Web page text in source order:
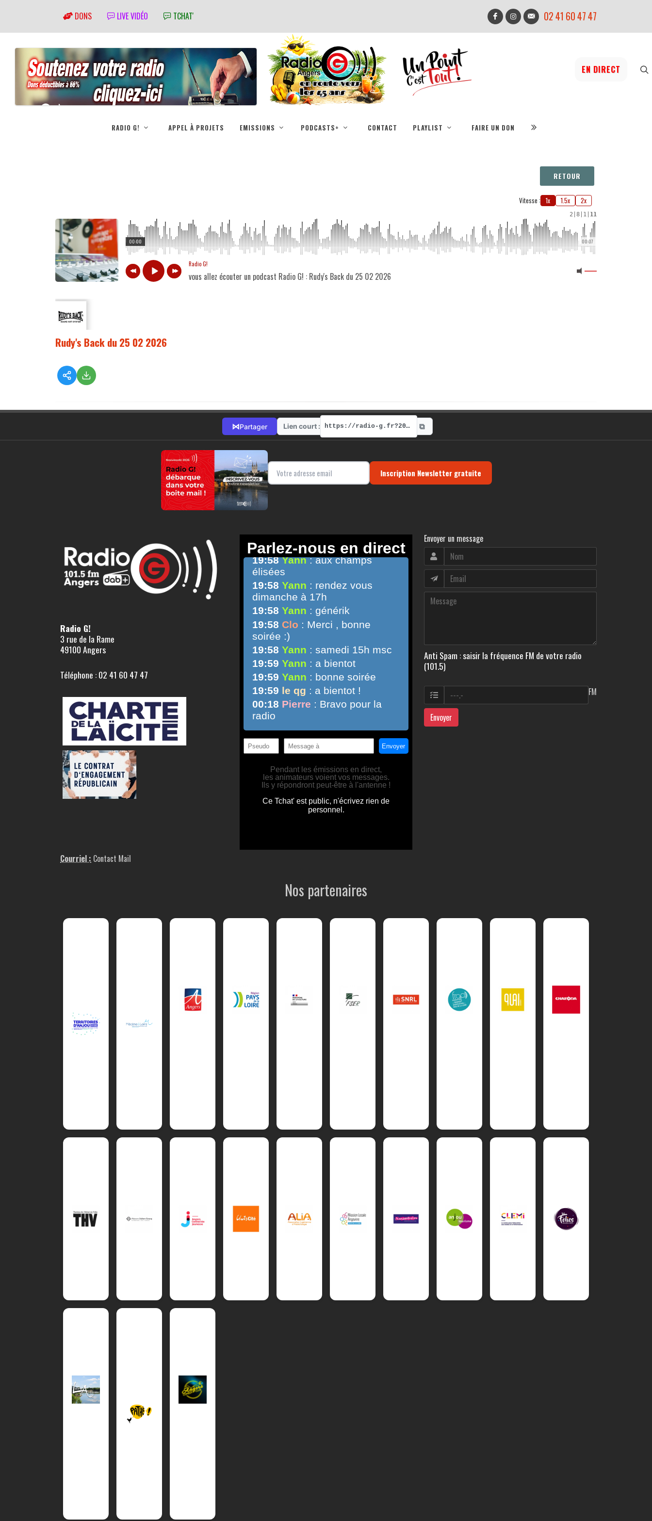
DONS LIVE VIDÉO TCHAT' 02 41 60 47 47
EN DIRECT
RADIO G! APPEL À PROJETS EMISSIONS PODCASTS+ CONTACT PLAYLIST FAIRE UN DON
RETOUR
Vitesse : 1x 1.5x 2x
2 8 1 11
00:07
00:00
Radio G!
vous allez écouter un podcast Radio G! : Rudy's Back du 25 02 2026
Rudy's Back du 25 02 2026
⋈Partager Lien court : https://radio-g.fr?20940 ⧉
Inscription Newsletter gratuite
Radio G!
3 rue de la Rame
49100 Angers
Téléphone : 02 41 60 47 47
Courriel : Contact Mail
Envoyer un message
Anti Spam : saisir la fréquence FM de votre radio
(101.5)
FM
Envoyer
Nos partenaires